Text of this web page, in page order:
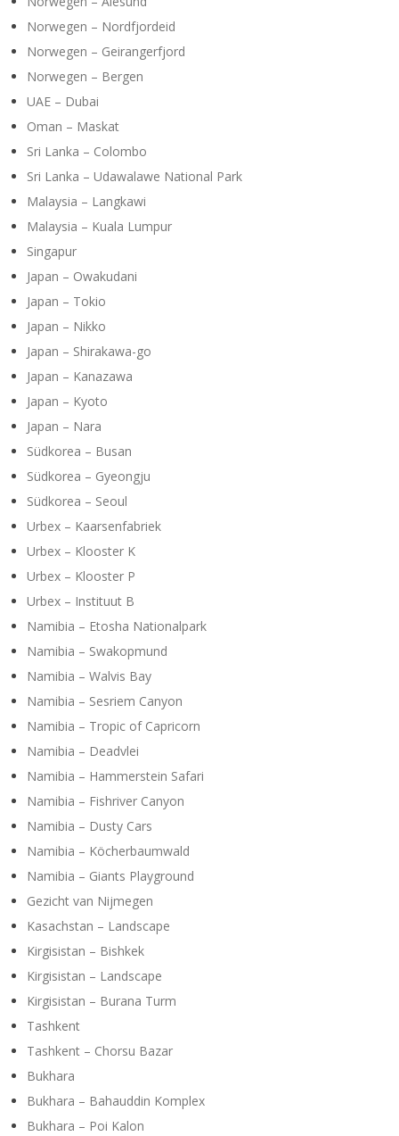
Norwegen – Nordfjordeid
Norwegen – Geirangerfjord
Norwegen – Bergen
UAE – Dubai
Oman – Maskat
Sri Lanka – Colombo
Sri Lanka – Udawalawe National Park
Malaysia – Langkawi
Malaysia – Kuala Lumpur
Singapur
Japan – Owakudani
Japan – Tokio
Japan – Nikko
Japan – Shirakawa-go
Japan – Kanazawa
Japan – Kyoto
Japan – Nara
Südkorea – Busan
Südkorea – Gyeongju
Südkorea – Seoul
Urbex – Kaarsenfabriek
Urbex – Klooster K
Urbex – Klooster P
Urbex – Instituut B
Namibia – Etosha Nationalpark
Namibia – Swakopmund
Namibia – Walvis Bay
Namibia – Sesriem Canyon
Namibia – Tropic of Capricorn
Namibia – Deadvlei
Namibia – Hammerstein Safari
Namibia – Fishriver Canyon
Namibia – Dusty Cars
Namibia – Köcherbaumwald
Namibia – Giants Playground
Gezicht van Nijmegen
Kasachstan – Landscape
Kirgisistan – Bishkek
Kirgisistan – Landscape
Kirgisistan – Burana Turm
Tashkent
Tashkent – Chorsu Bazar
Bukhara
Bukhara – Bahauddin Komplex
Bukhara – Poi Kalon